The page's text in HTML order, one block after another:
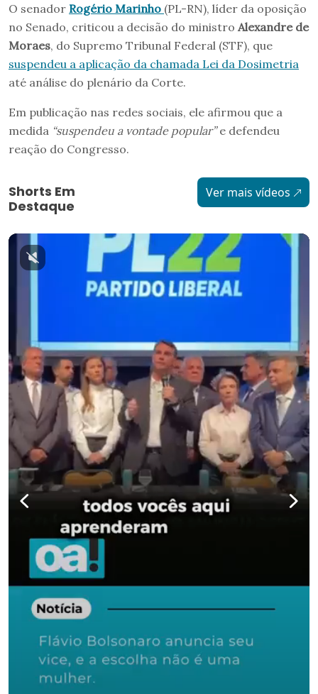
O senador Rogério Marinho (PL-RN), líder da oposição
no Senado, criticou a decisão do ministro Alexandre de
Moraes, do Supremo Tribunal Federal (STF), que
suspendeu a aplicação da chamada Lei da Dosimetria
até análise do plenário da Corte.
Em publicação nas redes sociais, ele afirmou que a
medida “suspendeu a vontade popular”e defendeu
reação do Congresso.
Shorts Em
Destaque
Ver mais vídeos